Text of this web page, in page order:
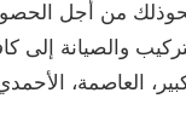
من أجل
والصيانة إلى
العاصمة،